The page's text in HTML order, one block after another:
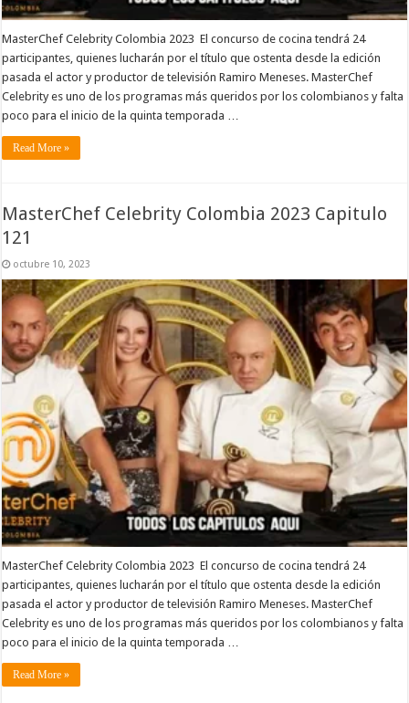
MasterChef Celebrity Colombia 2023 El concurso de cocina tendrá 24
participantes, quienes lucharán por el título que ostenta desde la edición
pasada el actor y productor de televisión Ramiro Meneses. MasterChef
Celebrity es uno de los programas más queridos por los colombianos y falta
poco para el inicio de la quinta temporada …
Read More »
MasterChef Celebrity Colombia 2023 Capitulo
121
octubre 10, 2023
MasterChef Celebrity Colombia 2023 El concurso de cocina tendrá 24
participantes, quienes lucharán por el título que ostenta desde la edición
pasada el actor y productor de televisión Ramiro Meneses. MasterChef
Celebrity es uno de los programas más queridos por los colombianos y falta
poco para el inicio de la quinta temporada …
Read More »